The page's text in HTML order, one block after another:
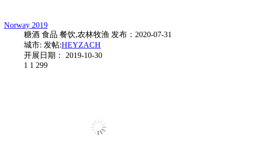
Norway 2019
糖酒 食品 餐饮,农林牧渔 发布：2020-07-31
城市: 发帖:HEYZACH
开展日期： 2019-10-30
1 1 299